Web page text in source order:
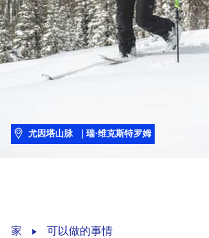
尤因塔山脉 | 瑞·维克斯特罗姆
家 可以做的事情